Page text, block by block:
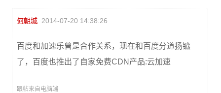
何朝城 2014-07-20 14:38:26
百度和加速乐曾是合作关系，现在和百度分道扬镳
了，百度也推出了自家免费CDN产品:云加速
跟帖来自电脑端